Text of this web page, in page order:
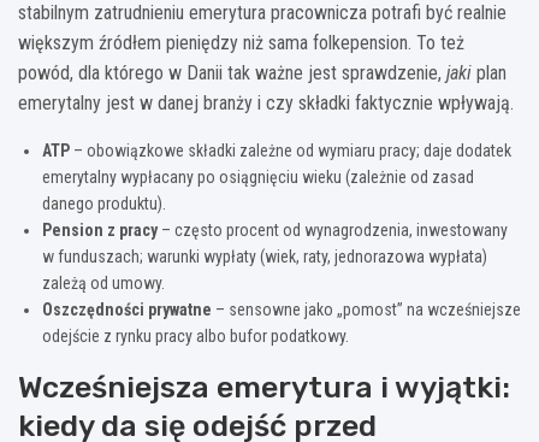
stabilnym zatrudnieniu emerytura pracownicza potrafi być realnie
większym źródłem pieniędzy niż sama folkepension. To też
powód, dla którego w Danii tak ważne jest sprawdzenie, jaki plan
emerytalny jest w danej branży i czy składki faktycznie wpływają.
ATP – obowiązkowe składki zależne od wymiaru pracy; daje dodatek
emerytalny wypłacany po osiągnięciu wieku (zależnie od zasad
danego produktu).
Pension z pracy– często procent od wynagrodzenia, inwestowany
w funduszach; warunki wypłaty (wiek, raty, jednorazowa wypłata)
zależą od umowy.
Oszczędności prywatne – sensowne jako „pomost” na wcześniejsze
odejście z rynku pracy albo bufor podatkowy.
Wcześniejsza emerytura i wyjątki:
kiedy da się odejść przed